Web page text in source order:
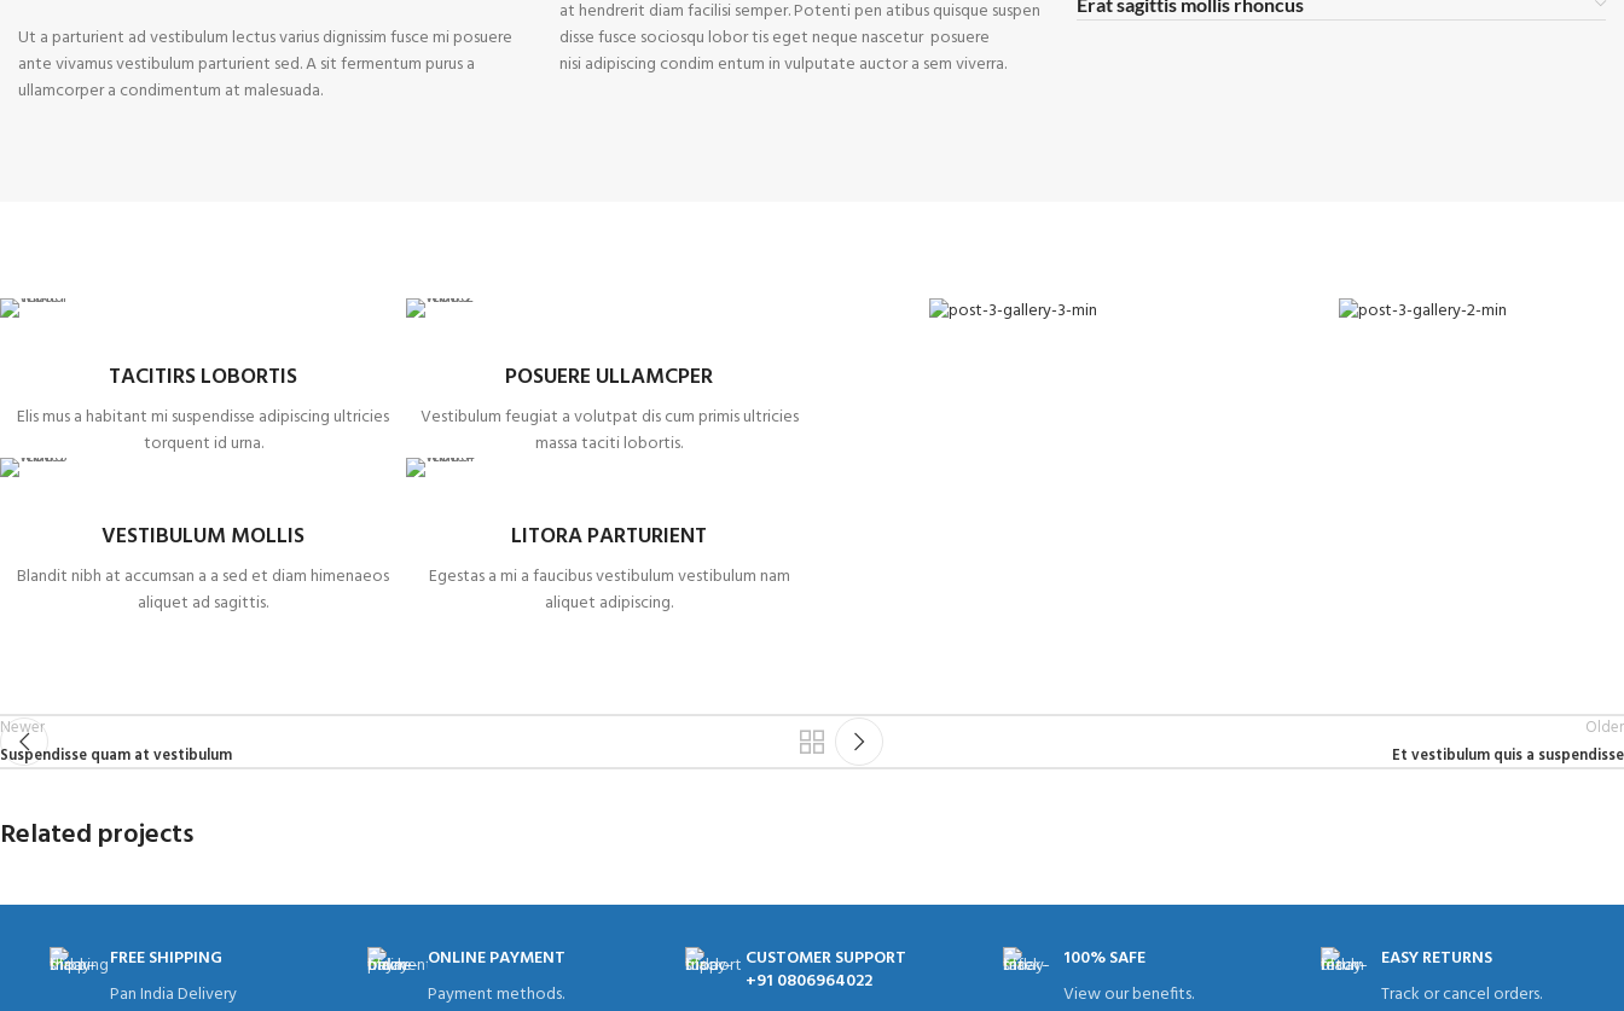
Ut a parturient ad vestibulum lectus varius dignissim fusce mi posuere
ante vivamus vestibulum parturient sed. A sit fermentum purus a
ullamcorper a condimentum at malesuada.
at hendrerit diam facilisi semper. Potenti pen atibus quisque suspen
disse fusce sociosqu lobor tis eget neque nascetur posuere
nisi adipiscing condim entum in vulputate auctor a sem viverra.
TACITIRS LOBORTIS
Elis mus a habitant mi suspendisse adipiscing ultricies
torquent id urna.
VESTIBULUM MOLLIS
Blandit nibh at accumsan a a sed et diam himenaeos
aliquet ad sagittis.
POSUERE ULLAMCPER
Vestibulum feugiat a volutpat dis cum primis ultricies
massa taciti lobortis.
LITORA PARTURIENT
Egestas a mi a faucibus vestibulum vestibulum nam
aliquet adipiscing.
Newer
Suspendisse quam at vestibulum
Older
Et vestibulum quis a suspendisse
Related projects
Furniture
A lacus bibendum pulvinar
FREE SHIPPING
Pan India Delivery
ONLINE PAYMENT
Payment methods.
CUSTOMER SUPPORT
+91 0806964022
100% SAFE
View our benefits.
EASY RETURNS
Track or cancel orders.